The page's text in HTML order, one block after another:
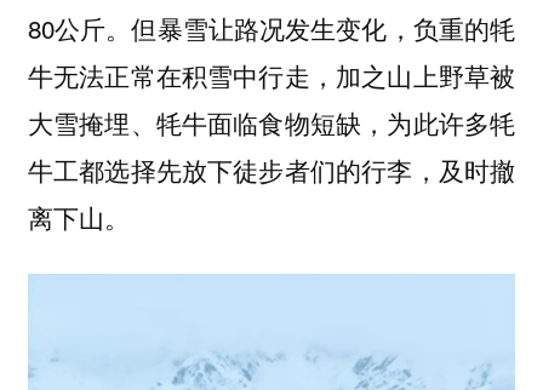
80公斤。但暴雪让路况发生变化，负重的牦
牛无法正常在积雪中行走，加之山上野草被
大雪掩埋、牦牛面临食物短缺，为此许多牦
牛工都选择先放下徒步者们的行李，及时撤
离下山。